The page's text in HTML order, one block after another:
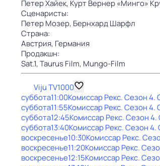
Петер Хайек, Курт Вернер «Минго»
Сценаристы:
Петер Мозер, Бернхард Шарфл
Страна:
Австрия, Германия
Продакшн:
Sat.1,Taurus Film, Mungo-Film
Viju TV1000
суббота11:00Комиссар Рекс. Сезон 4.
суббота11:55Комиссар Рекс. Сезон 4.
суббота12:45Комиссар Рекс. Сезон 4.
суббота13:40Комиссар Рекс. Сезон 4.
воскресенье10:30Комиссар Рекс.
воскресенье11:20Комиссар Рекс.
воскресенье12:15Комиссар Рекс.